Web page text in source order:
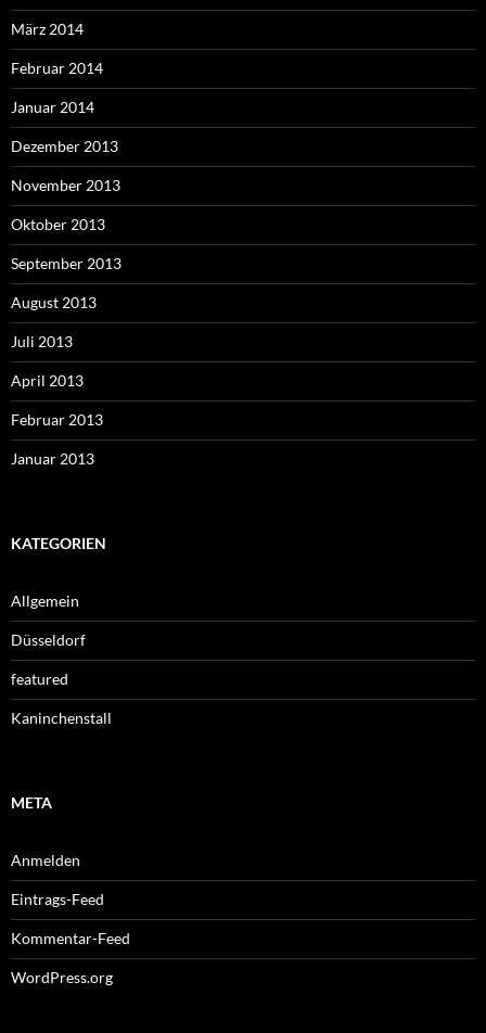
März 2014
Februar 2014
Januar 2014
Dezember 2013
November 2013
Oktober 2013
September 2013
August 2013
Juli 2013
April 2013
Februar 2013
Januar 2013
KATEGORIEN
Allgemein
Düsseldorf
featured
Kaninchenstall
META
Anmelden
Eintrags-Feed
Kommentar-Feed
WordPress.org